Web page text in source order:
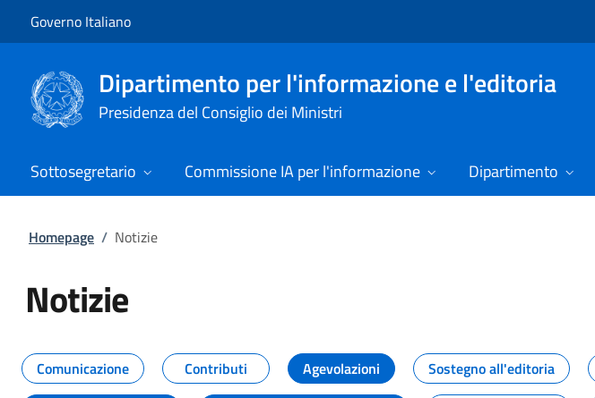
Governo Italiano
Dipartimento per l'informazione e l'editoria
Presidenza del Consiglio dei Ministri
Sottosegretario Commissione IA per l'informazione Dipartimento
Homepage / Notizie
Notizie
Tutti i contenuti della pagina Notizie
Comunicazione Contributi Agevolazioni Sostegno all'editoria